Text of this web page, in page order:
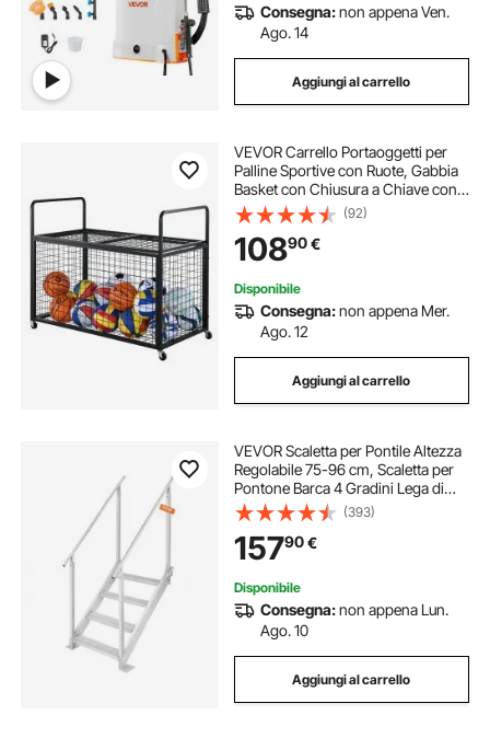
Consegna:non appena Ven.
Ago. 14
Aggiungi al carrello
VEVOR Carrello Portaoggetti per
Palline Sportive con Ruote, Gabbia
Basket con Chiusura a Chiave con
Doppi Coperchi, Organizzatore
Porta Attrezzi Sportivi Interni ed
Esterni, Rastrelliera in Acciaio
(92)
10890€
Disponibile
Consegna:non appena Mer.
Ago. 12
Aggiungi al carrello
VEVOR Scaletta per Pontile Altezza
Regolabile 75-96 cm, Scaletta per
Pontone Barca 4 Gradini Lega di
Alluminio Portata Circa 226 kg con
Corrimano Scaletta Antiscivolo
Scala per Imbarco Barca Piscina
(393)
15790€
Disponibile
Consegna:non appena Lun.
Ago. 10
Aggiungi al carrello